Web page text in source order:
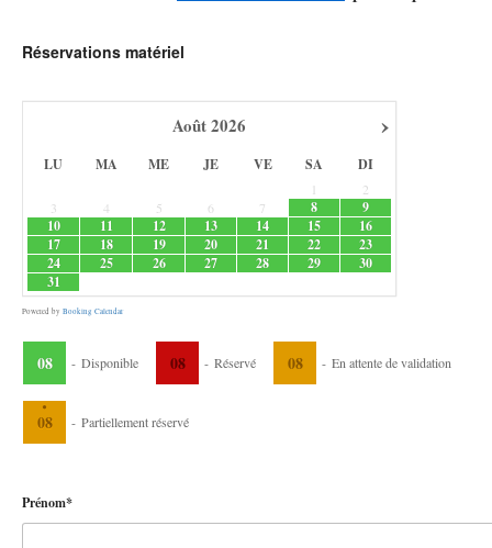
Réservations matériel
›
Août2026
LU MA ME JE VE SA DI
1
2
3
4 5 6 7 8
9
10
11 12 13 14 15
16
17
18 19 20 21 22
23
24
25 26 27 28 29
30
31
Powered by Booking Calendar
08 - Disponible 08 - Réservé 08 - En attente de validation
·
08 - Partiellement réservé
Prénom*